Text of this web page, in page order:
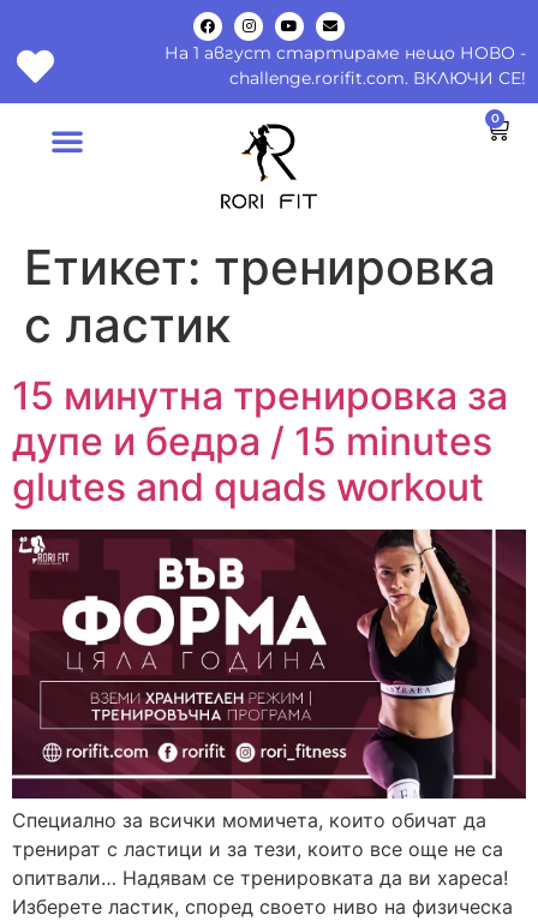
На 1 август стартираме нещо НОВО -
challenge.rorifit.com. ВКЛЮЧИ СЕ!
0
Етикет: тренировка
с ластик
15 минутна тренировка за
дупе и бедра / 15 minutes
glutes and quads workout
Специално за всички момичета, които обичат да
тренират с ластици и за тези, които все още не са
опитвали… Надявам се тренировката да ви хареса!
Изберете ластик, според своето ниво на физическа